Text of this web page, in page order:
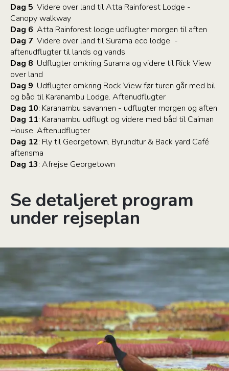
Dag 5: Videre over land til Atta Rainforest Lodge -
Canopy walkway
Dag 6: Atta Rainforest lodge udflugter morgen til aften
Dag 7: Videre over land til Surama eco lodge -
aftenudflugter til lands og vands
Dag 8: Udflugter omkring Surama og videre til Rick View
over land
Dag 9: Udflugter omkring Rock View før turen går med bil
og båd til Karanambu Lodge. Aftenudflugter
Dag 10: Karanambu savannen - udflugter morgen og aften
Dag 11: Karanambu udflugt og videre med båd til Caiman
House. Aftenudflugter
Dag 12: Fly til Georgetown. Byrundtur & Back yard Café
aftensma
Dag 13: Afrejse Georgetown
Se detaljeret program
under rejseplan